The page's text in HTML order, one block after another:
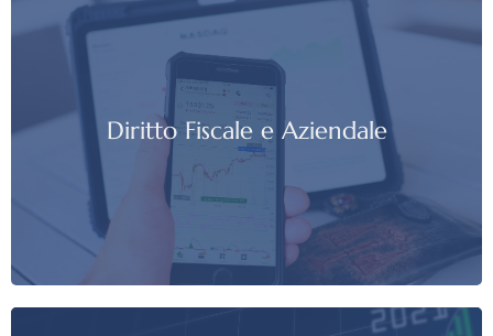
Diritto Fiscale e Aziendale